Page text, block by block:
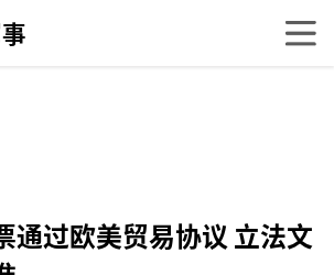
通过欧美贸易协议 立法文